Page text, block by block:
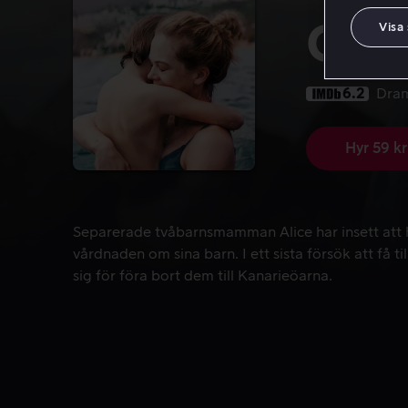
6.2
Hyr 59 kr
Separerade tvåbarnsmamman Alice har insett
Separerade tvåbarnsmamman Alice har insett
vårdnaden om sina barn. I ett sista försök att få
sig för föra bort dem till Kanarieöarna.
Visa